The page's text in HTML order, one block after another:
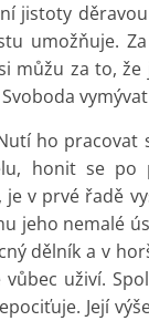
jistoty
umožňuje.
můžu za to,
ho pracovat
honit se po
v prvé řadě
jeho nemalé
dělník a v
uživí.
Její